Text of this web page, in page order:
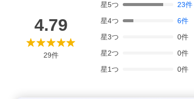
4.79
29件
星5つ 23件
星4つ 6件
星3つ 0件
星2つ 0件
星1つ 0件